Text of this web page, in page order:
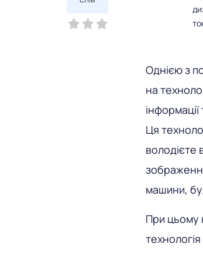
Однією з
на
Ця
володієте
машини,
При цьому